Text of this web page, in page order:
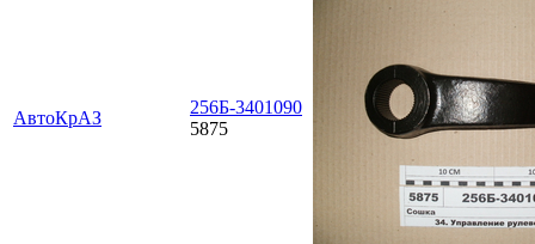
АвтоКрАЗ
256Б-3401090
5875